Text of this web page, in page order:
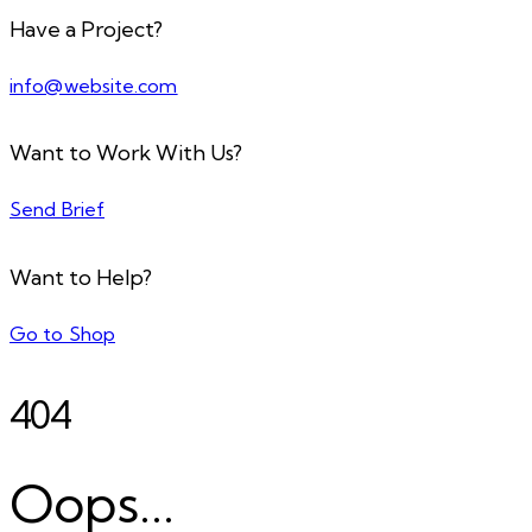
Have a Project?
info@website.com
Want to Work With Us?
Send Brief
Want to Help?
Go to Shop
404
Oops...